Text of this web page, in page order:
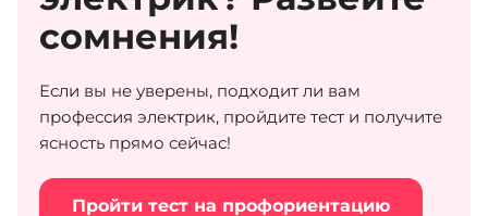
сомнения!
Если вы не уверены, подходит ли вам
профессия электрик, пройдите тест и получите
ясность прямо сейчас!
Пройти тест на профориентацию